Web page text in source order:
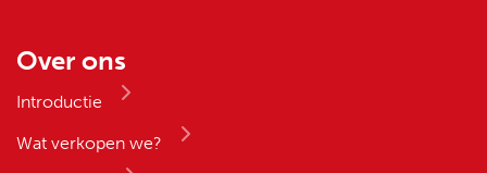
Over ons
Introductie
Wat verkopen we?